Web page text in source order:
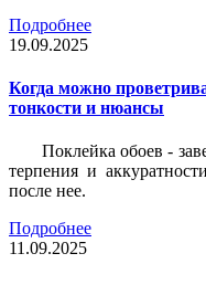
Подробнее
19.09.2025
Когда можно
тонкости и нюансы
Поклейка обоев -
терпения и
после нее.
Подробнее
11.09.2025